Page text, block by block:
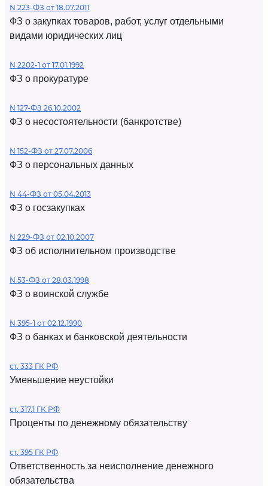
N 223-ФЗ от 18.07.2011
ФЗ о закупках товаров, работ, услуг отдельными
видами юридических лиц
N 2202-1 от 17.01.1992
ФЗ о прокуратуре
N 127-ФЗ 26.10.2002
ФЗ о несостоятельности (банкротстве)
N 152-ФЗ от 27.07.2006
ФЗ о персональных данных
N 44-ФЗ от 05.04.2013
ФЗ о госзакупках
N 229-ФЗ от 02.10.2007
ФЗ об исполнительном производстве
N 53-ФЗ от 28.03.1998
ФЗ о воинской службе
N 395-1 от 02.12.1990
ФЗ о банках и банковской деятельности
ст. 333 ГК РФ
Уменьшение неустойки
ст. 317.1 ГК РФ
Проценты по денежному обязательству
ст. 395 ГК РФ
Ответственность за неисполнение денежного
обязательства